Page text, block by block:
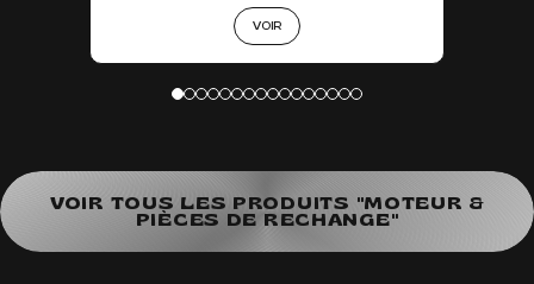
VOIR
VOIR TOUS LES PRODUITS "MOTEUR &
PIÈCES DE RECHANGE"